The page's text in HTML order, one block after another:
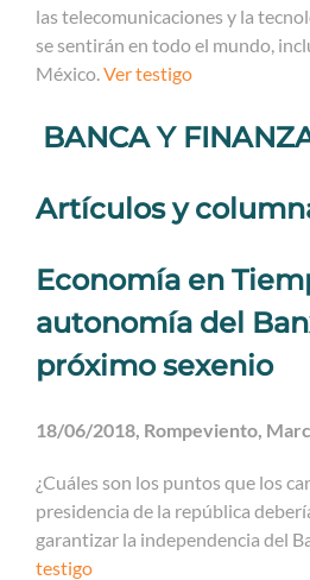
las telecomunicaciones y la
se sentirán en todo el mundo,
México.Ver testigo
BANCA Y
Artículos y
Economía en
autonomía del
próximo sexenio
18/06/2018, Rompeviento,
¿Cuáles son los puntos que los
presidencia de la república
garantizar la independencia del
testigo